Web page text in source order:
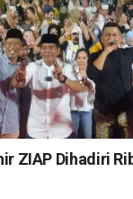
ZIAP Dihadiri